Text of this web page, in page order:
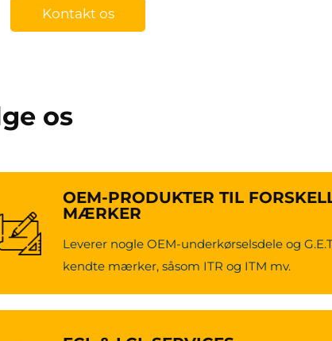
Kontakt os
os
OEM-PRODUKTER TIL
MÆRKER
Leverer nogle OEM-underkørselsdele og
kendte mærker, såsom ITR og ITM mv.